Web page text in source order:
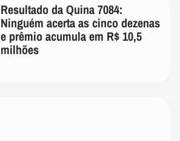
Resultado da Quina 7084:
Ninguém acerta as cinco dezenas
e prêmio acumula em R$ 10,5
milhões